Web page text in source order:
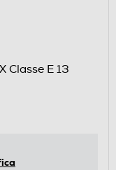
Classe E 13